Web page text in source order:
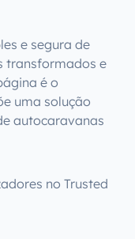
e segura de
transformados e
é o
uma solução
autocaravanas
no Trusted